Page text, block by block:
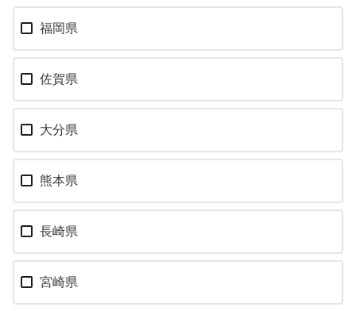
福岡県
佐賀県
大分県
熊本県
長崎県
宮崎県